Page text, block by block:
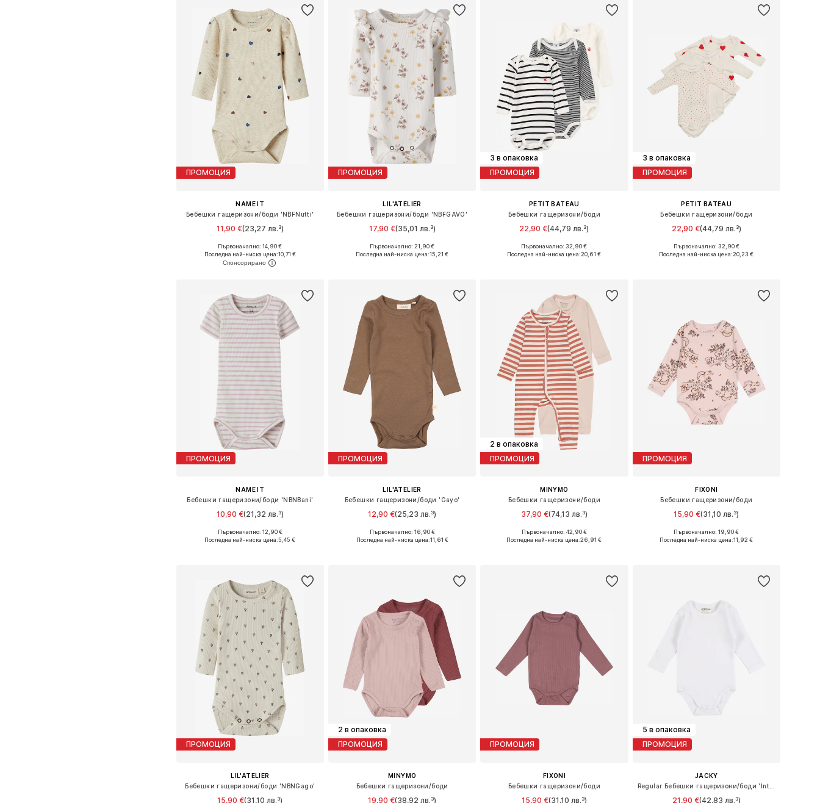
ПРОМОЦИЯ
NAME IT
Бебешки гащеризони/боди 'NBFNutti'
11,90 €(23,27 лв.³)
Предлага се в много размери
Добави в кошницата
Първоначално: 14,90 €
Последна най-ниска цена:10,71 €
ПРОМОЦИЯ
LIL'ATELIER
Бебешки гащеризони/боди 'NBFGAVO'
17,90 €(35,01 лв.³)
+ 1
Предлага се в много размери
Първоначално: 21,90 €
Последна най-ниска цена:15,21 €
3 в опаковка
ПРОМОЦИЯ
PETIT BATEAU
Бебешки гащеризони/боди
22,90 €(44,79 лв.³)
Предлага се в много размери
Първоначално: 32,90 €
Последна най-ниска цена:20,61 €
3 в опаковка
ПРОМОЦИЯ
PETIT BATEAU
Бебешки гащеризони/боди
22,90 €(44,79 лв.³)
Налични размери: 68, 80, 86, 92, 98
Първоначално: 32,90 €
Последна най-ниска цена:20,23 €
ПРОМОЦИЯ
NAME IT
Бебешки гащеризони/боди 'NBNBani'
10,90 €(21,32 лв.³)
+2
Предлага се в много размери
Първоначално: 12,90 €
Последна най-ниска цена:5,45 €
ПРОМОЦИЯ
LIL'ATELIER
Бебешки гащеризони/боди 'Gayo'
12,90 €(25,23 лв.³)
Предлага се в много размери
Първоначално: 16,90 €
Последна най-ниска цена:11,61 €
2 в опаковка
ПРОМОЦИЯ
MINYMO
Бебешки гащеризони/боди
37,90 €(74,13 лв.³)
Налични размери: 62, 68, 74, 80, 86, 92
Първоначално: 42,90 €
Последна най-ниска цена:26,91 €
ПРОМОЦИЯ
FIXONI
Бебешки гащеризони/боди
15,90 €(31,10 лв.³)
Предлага се в много размери
Първоначално: 19,90 €
Последна най-ниска цена:11,92 €
ПРОМОЦИЯ
LIL'ATELIER
Бебешки гащеризони/боди 'NBNGago'
15,90 €(31,10 лв.³)
2 в опаковка
ПРОМОЦИЯ
MINYMO
Бебешки гащеризони/боди
19,90 €(38,92 лв.³)
ПРОМОЦИЯ
FIXONI
Бебешки гащеризони/боди
15,90 €(31,10 лв.³)
5 в опаковка
ПРОМОЦИЯ
JACKY
21,90 €(42,83 лв.³)